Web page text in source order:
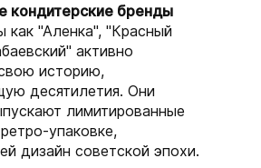
кондитерские бренды
как "Аленка", "Красный
активно
историю,
десятилетия. Они
лимитированные
упаковке,
дизайн советской эпохи.